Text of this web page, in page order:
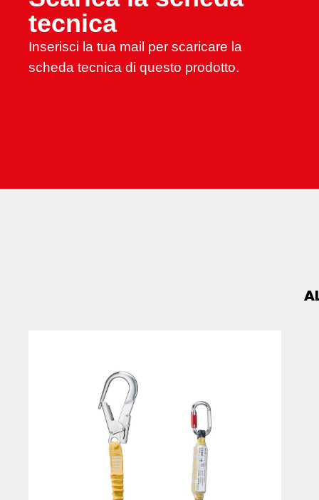
tecnica
Inserisci la tua mail per scaricare la
scheda tecnica di questo prodotto.